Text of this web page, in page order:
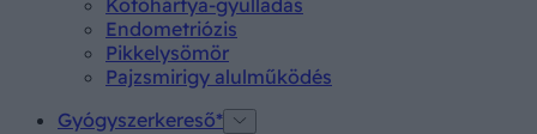
Kötőhártya-gyulladás
Endometriózis
Pikkelysömör
Pajzsmirigy alulműködés
Gyógyszerkereső*